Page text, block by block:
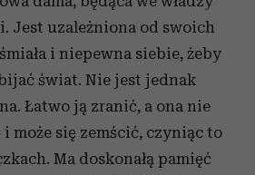
Jest uzależniona od swoich
i niepewna siebie, żeby
świat. Nie jest jednak
Łatwo ją zranić, a ona nie
może się zemścić, czyniąc to
Ma doskonałą pamięć